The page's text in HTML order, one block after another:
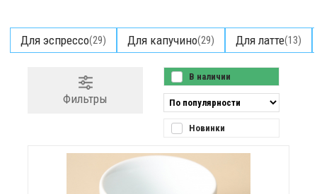
Для эспрессо(29) Для капучино(29) Для латте(13)
Фильтры
В наличии
Новинки